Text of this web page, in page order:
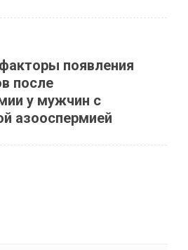
появления
после
у мужчин с
азооспермией